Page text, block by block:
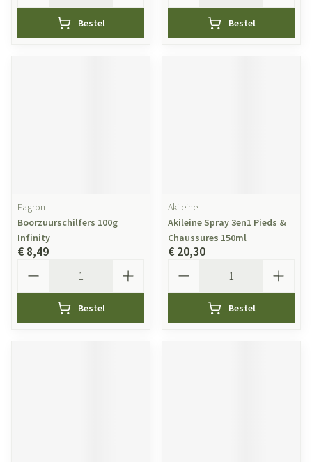
Bestel Bestel
Fagron
Boorzuurschilfers 100g
Infinity
€ 8,49
Bestel
Akileine
Akileine Spray 3en1 Pieds &
Chaussures 150ml
€ 20,30
Bestel